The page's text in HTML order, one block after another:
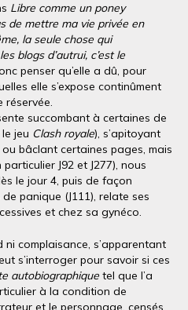
Libre comme un poney
de mettre ma vie privée en
la seule chose qui
blogs d’autrui, c’est le
penser qu’elle a dû, pour
elle s’expose continûment
réservée.
succombant à certaines de
jeu Clash royale), s’apitoyant
bâclant certaines pages, mais
J92 et J277), nous
le jour 4, puis de façon
panique (J111), relate ses
et chez sa gynéco.
complaisance, s’apparentant
s’interroger pour savoir si ces
autobiographique tel que l’a
à la condition de
et le personnage, censés